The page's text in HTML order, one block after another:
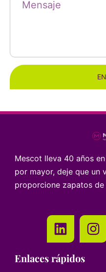
Mescot lleva 40 años
por mayor, deje que un
proporcione zapatos
Enlaces rápidos